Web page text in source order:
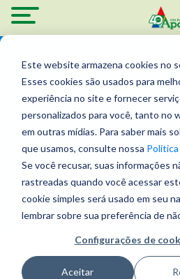
Este website armazena cookies no
Esses cookies são usados ​​para
experiência no site e fornecer
personalizados para você, tanto no
em outras mídias. Para saber mais
que usamos, consulte nossa
Se você recusar, suas informações
rastreadas quando você acessar
cookie simples será usado em seu
lembrar sobre sua preferência de
Configurações de
Aceitar
Blog -